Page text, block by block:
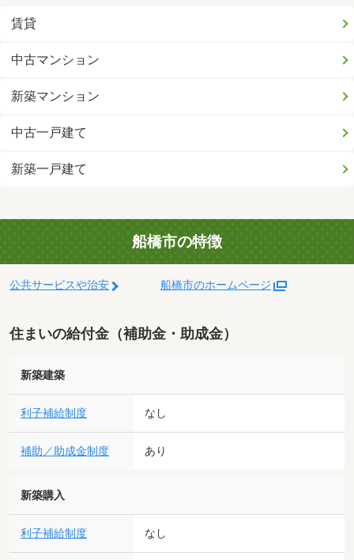
賃貸
中古マンション
新築マンション
中古一戸建て
新築一戸建て
船橋市の特徴
公共サービスや治安 船橋市のホームページ
住まいの給付金（補助金・助成金）
新築建築
利子補給制度 なし
補助／助成金制度 あり
新築購入
利子補給制度 なし